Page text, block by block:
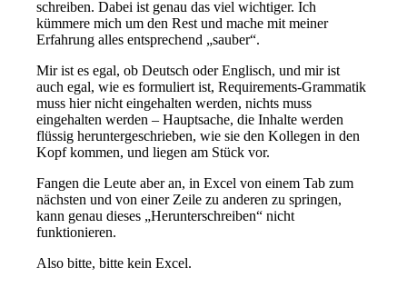
schreiben. Dabei ist genau das viel wichtiger. Ich
kümmere mich um den Rest und mache mit meiner
Erfahrung alles entsprechend „sauber“.
Mir ist es egal, ob Deutsch oder Englisch, und mir ist
auch egal, wie es formuliert ist, Requirements-Grammatik
muss hier nicht eingehalten werden, nichts muss
eingehalten werden – Hauptsache, die Inhalte werden
flüssig heruntergeschrieben, wie sie den Kollegen in den
Kopf kommen, und liegen am Stück vor.
Fangen die Leute aber an, in Excel von einem Tab zum
nächsten und von einer Zeile zu anderen zu springen,
kann genau dieses „Herunterschreiben“ nicht
funktionieren.
Also bitte, bitte kein Excel.